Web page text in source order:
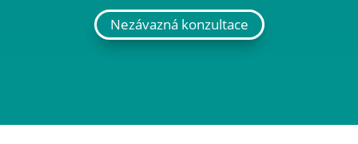
Nezávazná konzultace